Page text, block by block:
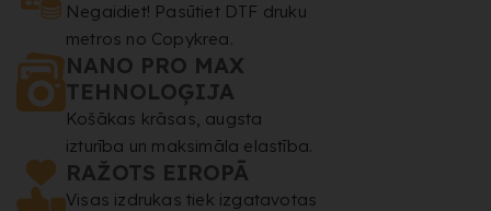
Negaidiet! Pasūtiet DTF druku
metros no Copykrea.
NANO PRO MAX
TEHNOLOĢIJA
Košākas krāsas, augsta
izturība un maksimāla elastība.
RAŽOTS EIROPĀ
Visas izdrukas tiek izgatavotas